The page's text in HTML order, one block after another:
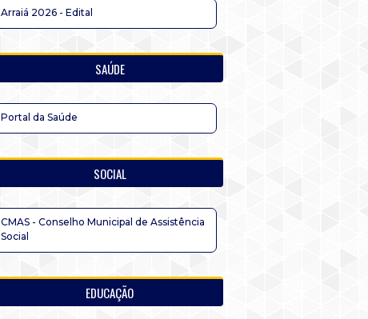
Arraiá 2026 - Edital
SAÚDE
Portal da Saúde
SOCIAL
CMAS - Conselho Municipal de Assistência
Social
EDUCAÇÃO